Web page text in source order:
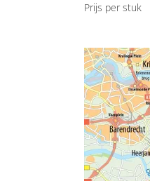
Prijs per stuk